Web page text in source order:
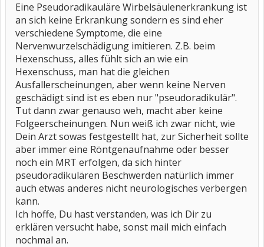
Eine Pseudoradikauläre Wirbelsäulenerkrankung ist
an sich keine Erkrankung sondern es sind eher
verschiedene Symptome, die eine
Nervenwurzelschädigung imitieren. Z.B. beim
Hexenschuss, alles fühlt sich an wie ein
Hexenschuss, man hat die gleichen
Ausfallerscheinungen, aber wenn keine Nerven
geschädigt sind ist es eben nur "pseudoradikulär".
Tut dann zwar genauso weh, macht aber keine
Folgeerscheinungen. Nun weiß ich zwar nicht, wie
Dein Arzt sowas festgestellt hat, zur Sicherheit sollte
aber immer eine Röntgenaufnahme oder besser
noch ein MRT erfolgen, da sich hinter
pseudoradikulären Beschwerden natürlich immer
auch etwas anderes nicht neurologisches verbergen
kann.
Ich hoffe, Du hast verstanden, was ich Dir zu
erklären versucht habe, sonst mail mich einfach
nochmal an.